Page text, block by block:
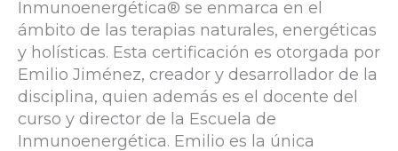
Inmunoenergética® se enmarca en el
ámbito de las terapias naturales, energéticas
y holísticas. Esta certificación es otorgada por
Emilio Jiménez, creador y desarrollador de la
disciplina, quien además es el docente del
curso y director de la Escuela de
Inmunoenergética. Emilio es la única